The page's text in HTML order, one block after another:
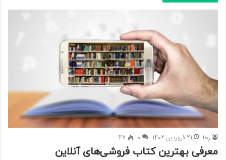
رها 21 فروردین 1402 0
47
معرفی بهترین کتاب فروشی‌های آنلاین